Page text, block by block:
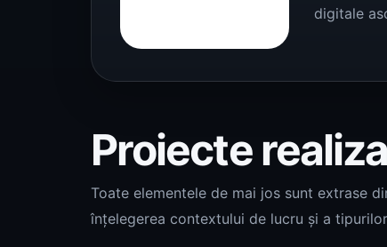
digitale
Proiecte
Toate elementele de mai jos sunt extrase
înțelegerea contextului de lucru și a